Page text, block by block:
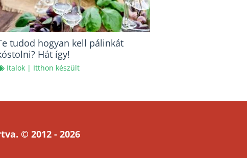
tudod hogyan kell pálinkát
Hát így!
Italok| Itthon készült
© 2012 - 2026